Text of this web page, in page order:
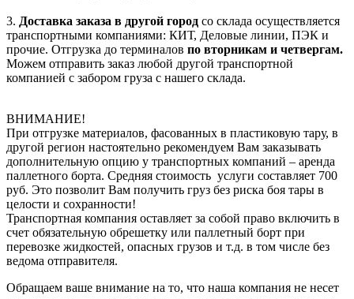
3. Доставка заказа в другой город со склада осуществляется
транспортными компаниями: КИТ, Деловые линии, ПЭК и
прочие. Отгрузка до терминалов по вторникам и четвергам.
Можем отправить заказ любой другой транспортной
компанией с забором груза с нашего склада.
ВНИМАНИЕ!
При отгрузке материалов, фасованных в пластиковую тару, в
другой регион настоятельно рекомендуем Вам заказывать
дополнительную опцию у транспортных компаний – аренда
паллетного борта. Средняя стоимость услуги составляет 700
руб. Это позволит Вам получить груз без риска боя тары в
целости и сохранности!
Транспортная компания оставляет за собой право включить в
счет обязательную обрешетку или паллетный борт при
перевозке жидкостей, опасных грузов и т.д. в том числе без
ведома отправителя.
Обращаем ваше внимание на то, что наша компания не несет